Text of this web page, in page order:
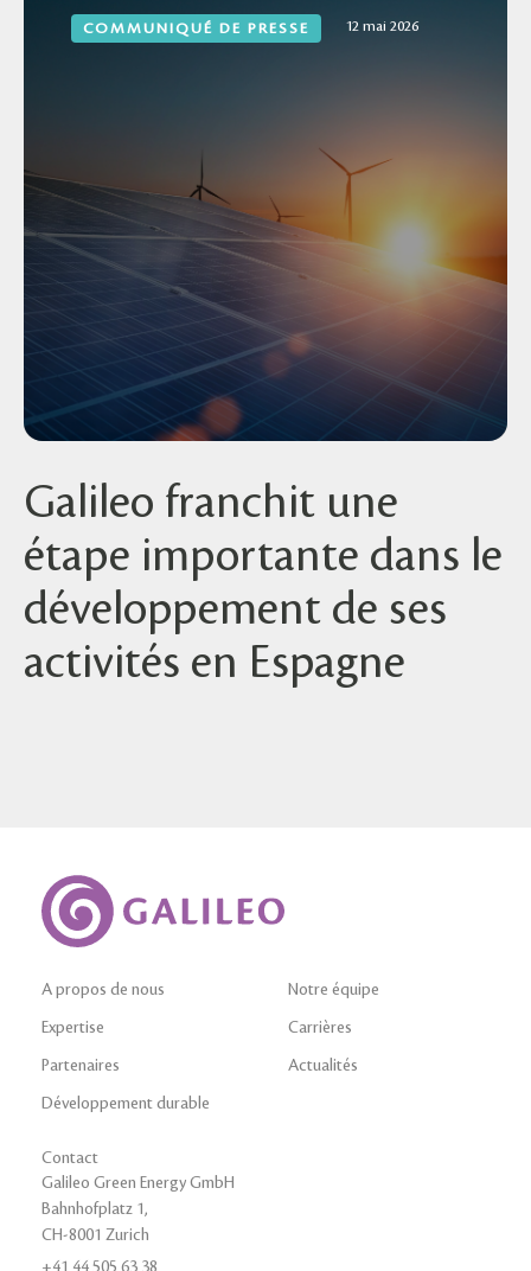
COMMUNIQUÉ DE PRESSE 12 mai 2026
Galileo franchit une
étape importante dans le
développement de ses
activités en Espagne
A propos de nous
Expertise
Partenaires
Développement durable
Notre équipe
Carrières
Actualités
Contact
Galileo Green Energy GmbH
Bahnhofplatz 1,
CH-8001 Zurich
+41 44 505 63 38